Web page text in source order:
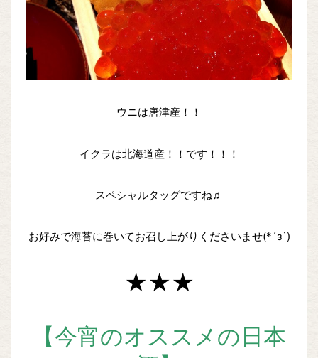
ウニは唐津産！！
イクラは北海道産！！です！！！
スペシャルタッグですね♬
お好みで海苔に巻いてお召し上がりくださいませ(*´з`)
★★★
【今宵のオススメの日本